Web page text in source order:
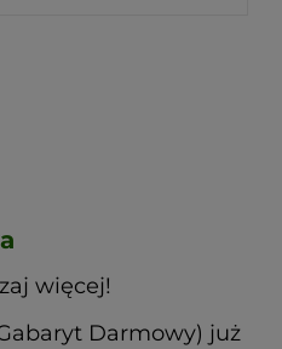
więcej!
Darmowy) już